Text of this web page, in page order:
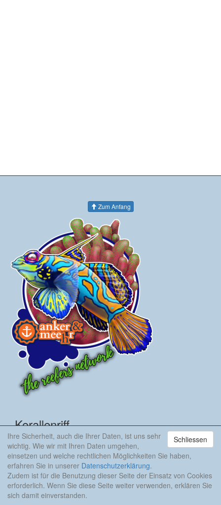
Zum Anfang
Korallenriff
Deutsch
English
Artikel Archiv
Korallenriff Magazin
Videos
Schliessen
Ihre Sicherheit, auch die Ihrer Daten, ist uns sehr
wichtig. Wie wir mit Ihren Daten umgehen,
einsetzen und welche rechtlichen Möglichkeiten Sie haben,
erfahren Sie in unserer Datenschutzerklärung.
Zudem ist für die Benutzung dieser Seite der Einsatz von Cookies
erforderlich. Wenn Sie diese Seite weiter verwenden, erklären Sie
sich damit einverstanden.